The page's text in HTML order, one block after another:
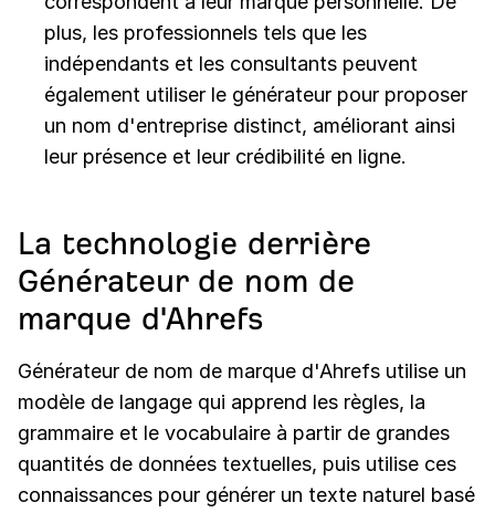
plus, les professionnels tels que les
indépendants et les consultants peuvent
également utiliser le générateur pour proposer
un nom d'entreprise distinct, améliorant ainsi
leur présence et leur crédibilité en ligne.
La technologie derrière
Générateur de nom de
marque d'Ahrefs
Générateur de nom de marque d'Ahrefs utilise un
modèle de langage qui apprend les règles, la
grammaire et le vocabulaire à partir de grandes
quantités de données textuelles, puis utilise ces
connaissances pour générer un texte naturel basé